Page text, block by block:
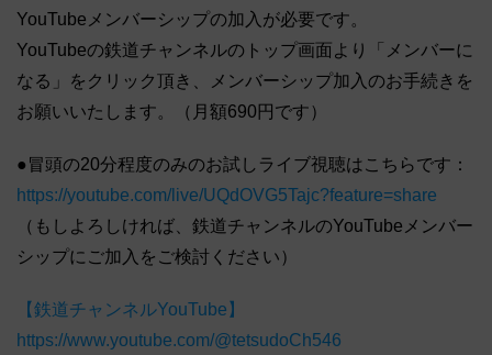
YouTubeメンバーシップの加入が必要です。
YouTubeの鉄道チャンネルのトップ画面より「メンバーに
なる」をクリック頂き、メンバーシップ加入のお手続きを
お願いいたします。（月額690円です）
●冒頭の20分程度のみのお試しライブ視聴はこちらです：
https://youtube.com/live/UQdOVG5Tajc?feature=share
（もしよろしければ、鉄道チャンネルのYouTubeメンバー
シップにご加入をご検討ください）
【鉄道チャンネルYouTube】
https://www.youtube.com/@tetsudoCh546